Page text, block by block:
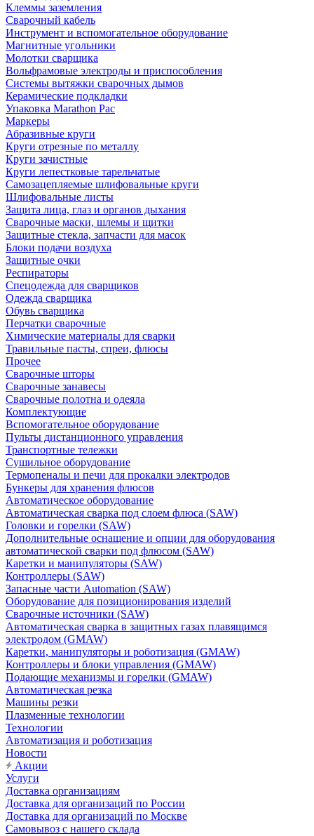
Клеммы заземления
Сварочный кабель
Инструмент и вспомогательное оборудование
Магнитные угольники
Молотки сварщика
Вольфрамовые электроды и приспособления
Системы вытяжки сварочных дымов
Керамические подкладки
Упаковка Marathon Pac
Маркеры
Абразивные круги
Круги отрезные по металлу
Круги зачистные
Круги лепестковые тарельчатые
Самозацепляемые шлифовальные круги
Шлифовальные листы
Защита лица, глаз и органов дыхания
Сварочные маски, шлемы и щитки
Защитные стекла, запчасти для масок
Блоки подачи воздуха
Защитные очки
Респираторы
Спецодежда для сварщиков
Одежда сварщика
Обувь сварщика
Перчатки сварочные
Химические материалы для сварки
Травильные пасты, спреи, флюсы
Прочее
Сварочные шторы
Сварочные занавесы
Сварочные полотна и одеяла
Комплектующие
Вспомогательное оборудование
Пульты дистанционного управления
Транспортные тележки
Сушильное оборудование
Термопеналы и печи для прокалки электродов
Бункеры для хранения флюсов
Автоматическое оборудование
Автоматическая сварка под слоем флюса (SAW)
Головки и горелки (SAW)
Дополнительные оснащение и опции для оборудования
автоматической сварки под флюсом (SAW)
Каретки и манипуляторы (SAW)
Контроллеры (SAW)
Запасные части Automation (SAW)
Оборудование для позиционирования изделий
Сварочные источники (SAW)
Автоматическая сварка в защитных газах плавящимся
электродом (GMAW)
Каретки, манипуляторы и роботизация (GMAW)
Контроллеры и блоки управления (GMAW)
Подающие механизмы и горелки (GMAW)
Автоматическая резка
Машины резки
Плазменные технологии
Технологии
Автоматизация и роботизация
Новости
Акции
Услуги
Доставка организациям
Доставка для организаций по России
Доставка для организаций по Москве
Самовывоз с нашего склада